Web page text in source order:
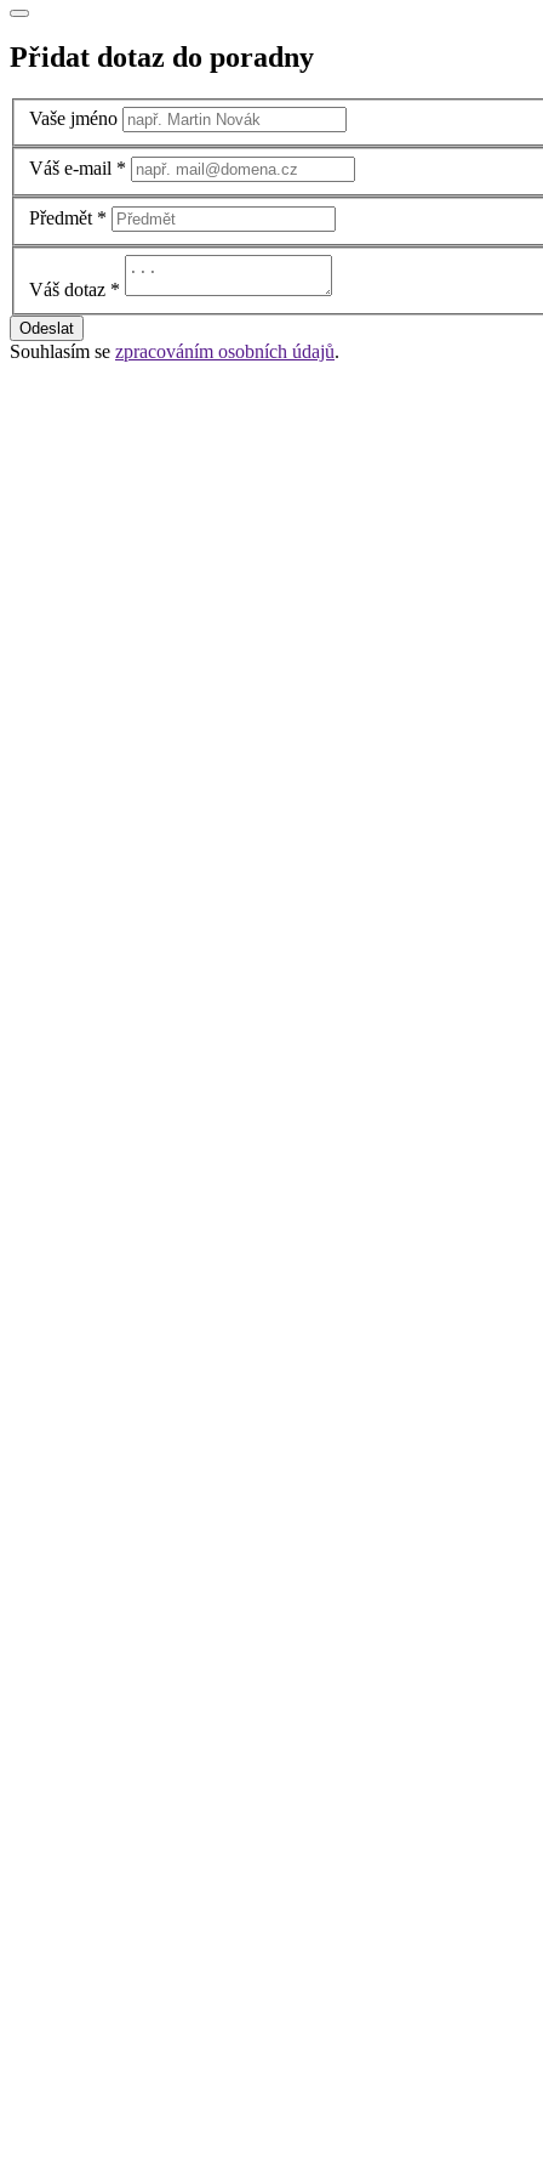
Přidat dotaz do poradny
Vaše jméno
Váš e-mail *
Předmět *
Váš dotaz *
Odeslat
Souhlasím se zpracováním osobních údajů.